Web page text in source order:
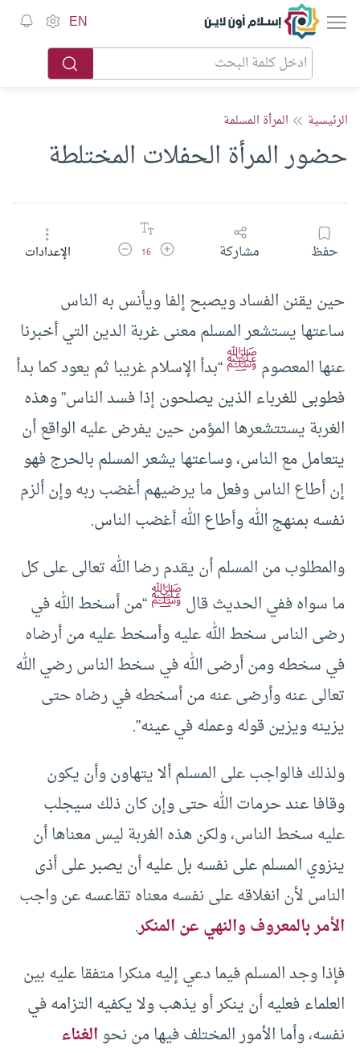
إسلام أون لاين EN
الرئيسية المرأة المسلمة
حضور المرأة الحفلات المختلطة
حفظ مشاركة زيادة حجم الخط
16 تقليل حجم الخطالإعدادات
حين يقنن الفساد ويصبح إلفا ويأنس به الناس
ساعتها يستشعر المسلم معنى غربة الدين التي أخبرنا
عنها المعصومﷺ“بدأ الإسلام غريبا ثم يعود كما بدأ
فطوبى للغرباء الذين يصلحون إذا فسد الناس” وهذه
الغربة يستتشعرها المؤمن حين يفرض عليه الواقع أن
يتعامل مع الناس، وساعتها يشعر المسلم بالحرج فهو
إن أطاع الناس وفعل ما يرضيهم أغضب ربه وإن ألزم
نفسه بمنهج الله وأطاع الله أغضب الناس.
والمطلوب من المسلم أن يقدم رضا الله تعالى على كل
ما سواه ففي الحديث قالﷺ“من أسخط الله في
رضى الناس سخط الله عليه وأسخط عليه من أرضاه
في سخطه ومن أرضى الله في سخط الناس رضي الله
تعالى عنه وأرضى عنه من أسخطه في رضاه حتى
يزينه ويزين قوله وعمله في عينه”.
ولذلك فالواجب على المسلم ألا يتهاون وأن يكون
وقافا عند حرمات الله حتى وإن كان ذلك سيجلب
عليه سخط الناس، ولكن هذه الغربة ليس معناها أن
ينزوي المسلم على نفسه بل عليه أن يصبر على أذى
الناس لأن انغلاقه على نفسه معناه تقاعسه عن واجب
الأمر بالمعروف والنهي عن المنكر.
فإذا وجد المسلم فيما دعي إليه منكرا متفقا عليه بين
العلماء فعليه أن ينكر أو يذهب ولا يكفيه التزامه في
نفسه، وأما الأمور المختلف فيها من نحوالغناء